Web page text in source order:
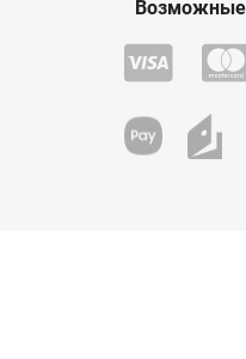
Возможные